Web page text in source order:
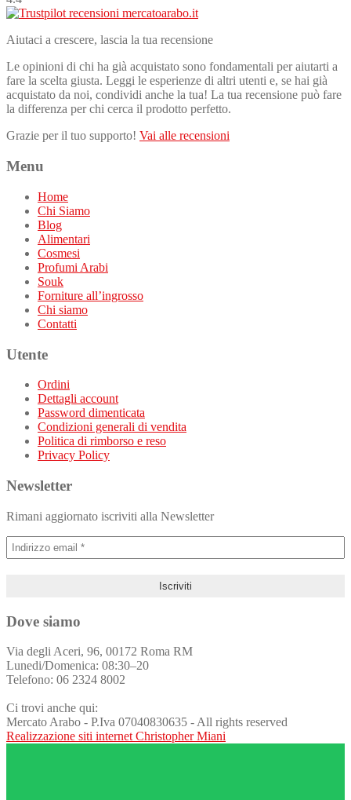
Aiutaci a crescere, lascia la tua recensione
Le opinioni di chi ha già acquistato sono fondamentali per aiutarti a
fare la scelta giusta. Leggi le esperienze di altri utenti e, se hai già
acquistato da noi, condividi anche la tua! La tua recensione può fare
la differenza per chi cerca il prodotto perfetto.
Grazie per il tuo supporto! Vai alle recensioni
Menu
Home
Chi Siamo
Blog
Alimentari
Cosmesi
Profumi Arabi
Souk
Forniture all’ingrosso
Chi siamo
Contatti
Utente
Ordini
Dettagli account
Password dimenticata
Condizioni generali di vendita
Politica di rimborso e reso
Privacy Policy
Newsletter
Rimani aggiornato iscriviti alla Newsletter
Dove siamo
Via degli Aceri, 96, 00172 Roma RM
Lunedi/Domenica: 08:30–20
Telefono: 06 2324 8002
Ci trovi anche qui:
Mercato Arabo - P.Iva 07040830635 - All rights reserved
Realizzazione siti internet Christopher Miani